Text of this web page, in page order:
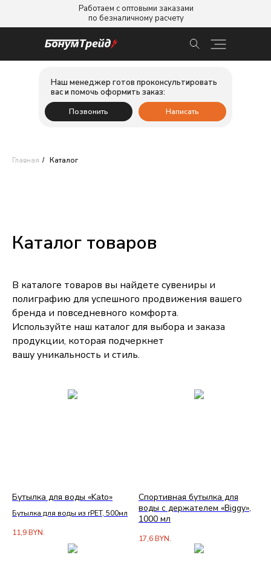
Работаем с оптовыми заказами
по безналичному расчету
Позвонить
Наш менеджер готов проконсультировать
вас и помочь оформить заказ:
Написать
Главная / Каталог
Каталог товаров
В каталоге товаров вы найдете сувениры и
полиграфию для успешного продвижения вашего
бренда и повседневного комфорта.
Используйте наш каталог для выбора и заказа
продукции, которая подчеркнет
вашу уникальность и стиль.
Бутылка для воды «Kato»
Бутылка для воды из rPET, 500мл
11,9BYN.
Спортивная бутылка для
воды с держателем «Biggy»,
1000 мл
17,6BYN.